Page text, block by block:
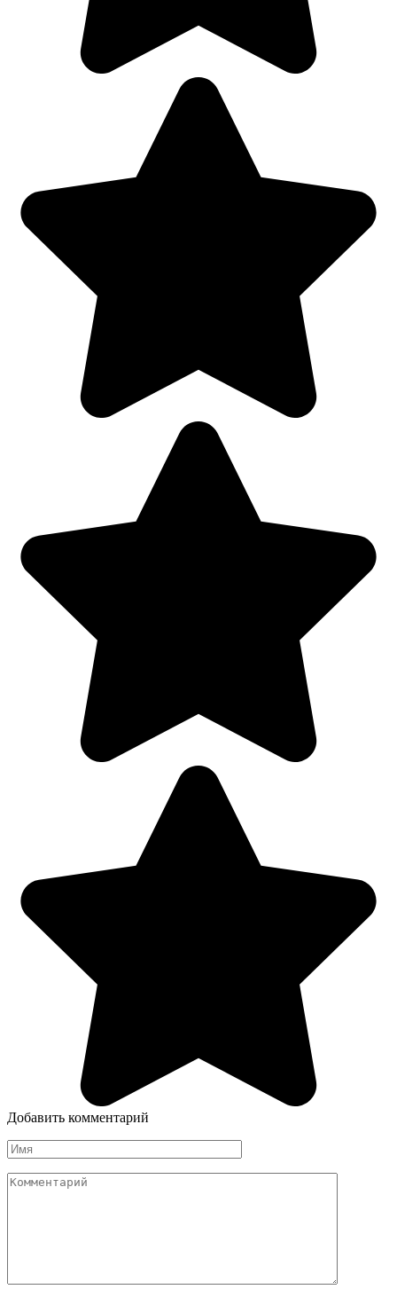
Добавить комментарий
Имя
Комментарий